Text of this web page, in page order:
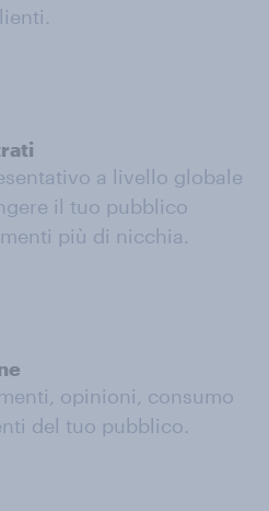
a livello globale
il tuo pubblico
più di nicchia.
opinioni, consumo
del tuo pubblico.